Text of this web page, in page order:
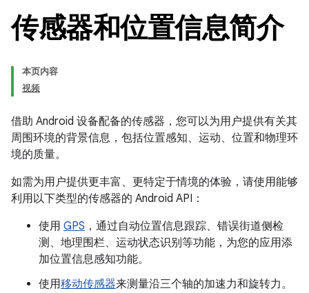
传感器和位置信息简介
本页内容
视频
借助 Android 设备配备的传感器，您可以为用户提供有关其
周围环境的背景信息，包括位置感知、运动、位置和物理环
境的质量。
如需为用户提供更丰富、更特定于情境的体验，请使用能够
利用以下类型的传感器的 Android API：
使用 GPS ，通过自动位置信息跟踪、错误街道侧检
测、地理围栏、运动状态识别等功能，为您的应用添
加位置信息感知功能。
使用移动传感器来测量沿三个轴的加速力和旋转力。